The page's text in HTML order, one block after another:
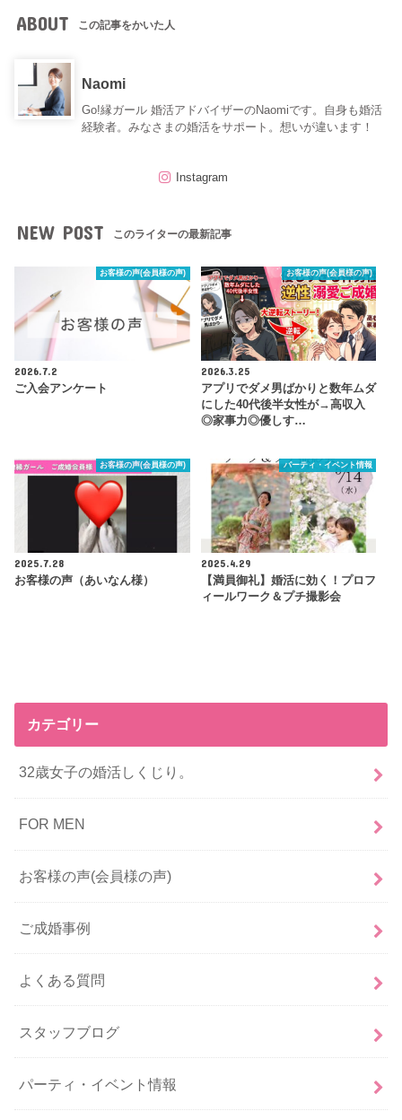
ABOUT この記事をかいた人
Naomi
Go!縁ガール 婚活アドバイザーのNaomiです。自身も婚活
経験者。みなさまの婚活をサポート。想いが違います！
Instagram
NEW POST このライターの最新記事
お客様の声(会員様の声)
2026.7.2
ご入会アンケート
お客様の声(会員様の声)
2026.3.25
アプリでダメ男ばかりと数年ムダ
にした40代後半女性が→高収入
◎家事力◎優しす…
お客様の声(会員様の声)
2025.7.28
お客様の声（あいなん様）
パーティ・イベント情報
2025.4.29
【満員御礼】婚活に効く！プロフ
ィールワーク＆プチ撮影会
カテゴリー
32歳女子の婚活しくじり。
FOR MEN
お客様の声(会員様の声)
ご成婚事例
よくある質問
スタッフブログ
パーティ・イベント情報